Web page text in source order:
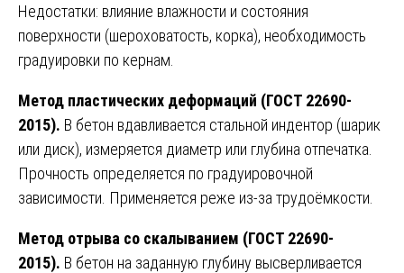
Недостатки: влияние влажности и состояния
поверхности (шероховатость, корка), необходимость
градуировки по кернам.
Метод пластических деформаций (ГОСТ 22690-
2015). В бетон вдавливается стальной индентор (шарик
или диск), измеряется диаметр или глубина отпечатка.
Прочность определяется по градуировочной
зависимости. Применяется реже из-за трудоёмкости.
Метод отрыва со скалыванием (ГОСТ 22690-
2015). В бетон на заданную глубину высверливается